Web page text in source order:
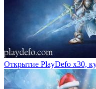
Открытие PlayDefo x30,